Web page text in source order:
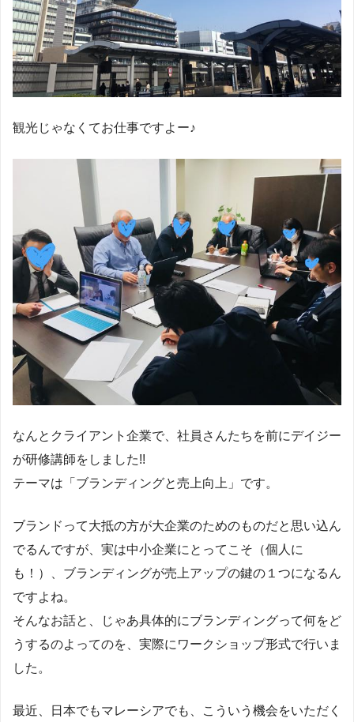
観光じゃなくてお仕事ですよー♪
なんとクライアント企業で、社員さんたちを前にデイジー
が研修講師をしました!!
テーマは「ブランディングと売上向上」です。
ブランドって大抵の方が大企業のためのものだと思い込ん
でるんですが、実は中小企業にとってこそ（個人に
も！）、ブランディングが売上アップの鍵の１つになるん
ですよね。
そんなお話と、じゃあ具体的にブランディングって何をど
うするのよってのを、実際にワークショップ形式で行いま
した。
最近、日本でもマレーシアでも、こういう機会をいただく